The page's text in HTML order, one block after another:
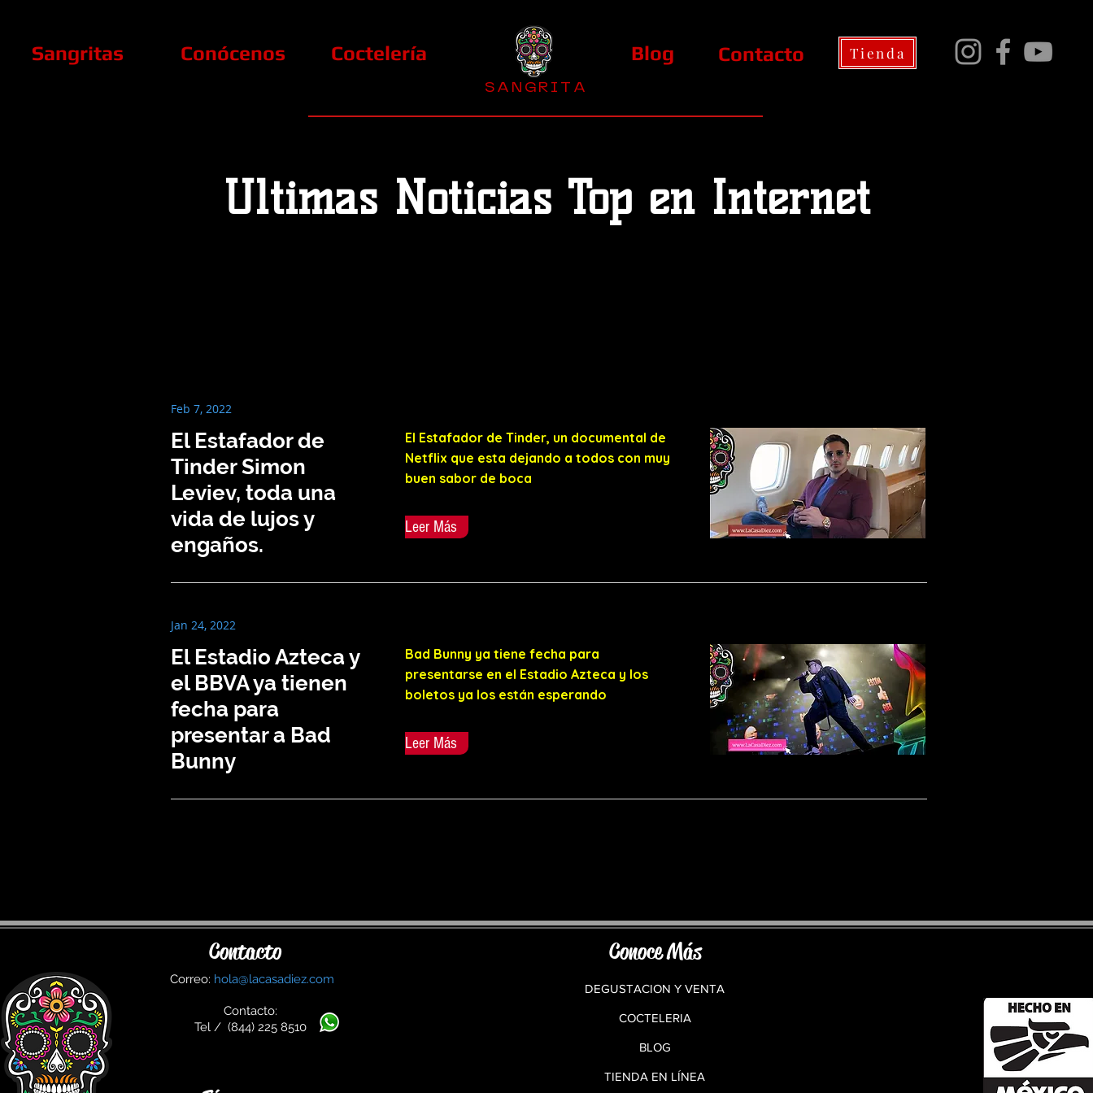
Sangritas Conócenos Coctelería Blog Contacto Tienda
S A N G R I T A
Ultimas Noticias Top en Internet
Feb 7, 2022
El Estafador de
Tinder Simon
Leviev, toda una
vida de lujos y
engaños.
El Estafador de Tinder, un documental de
Netflix que esta dejando a todos con muy
buen sabor de boca
Leer Más
Jan 24, 2022
El Estadio Azteca y
el BBVA ya tienen
fecha para
presentar a Bad
Bunny
Bad Bunny ya tiene fecha para
presentarse en el Estadio Azteca y los
boletos ya los están esperando
Leer Más
Contacto
Correo: hola@lacasadiez.com
Contacto:
Tel / (844) 225 8510
Conoce Más
DEGUSTACION Y VENTA
COCTELERIA
BLOG
TIENDA EN LÍNEA